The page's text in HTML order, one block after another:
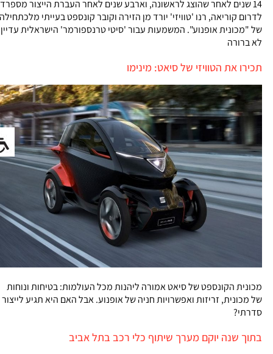
14 שנים לאחר שהוצג לראשונה, וארבע שנים לאחר העברת הייצור מספרד
לדרום קוריאה, רנו 'טוויזי' יורד מן הזירה וקובר קונספט בעייתי מלכתחילה
של "מכונית אופנוע". המשמעות עבור 'סיטי טרנספורמר' הישראלית עדיין
לא ברורה
תכירו את הטוויזי של סיאט: מינימו
מכונית הקונספט של סיאט אמורה ליהנות מכל העולמות: בטיחות ונוחות
של מכונית, זריזות ואפשרויות חניה של אופנוע. אבל האם היא תגיע לייצור
סדרתי?
בתוך שנה יוקם מערך שיתוף כלי רכב בתל אביב